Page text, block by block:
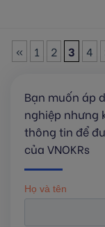
« 1 2 3 4
Bạn muốn áp
nghiệp nhưng
thông tin để
của VNOKRs